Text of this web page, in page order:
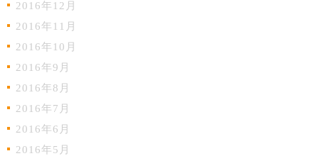
2016年12月
2016年11月
2016年10月
2016年9月
2016年8月
2016年7月
2016年6月
2016年5月